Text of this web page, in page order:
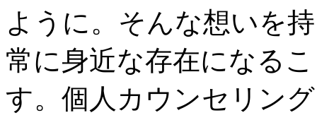
ように。そんな想いを
常に身近な存在になる
す。個人カウンセリン